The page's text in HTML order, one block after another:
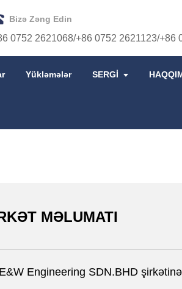
Bizə Zəng Edin
0752 2621068/+86 0752 2621123/+86
Yükləmələr SERGİ
MƏLUMATI
Engineering SDN.BHD